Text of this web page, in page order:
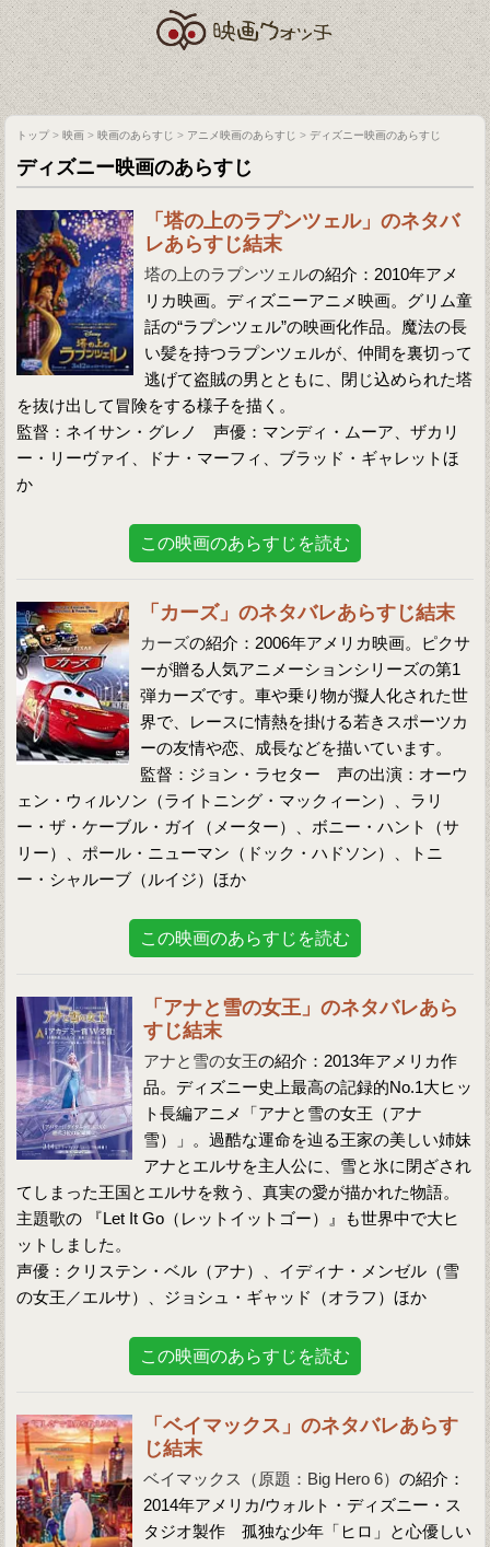
トップ>映画 >映画のあらすじ > アニメ映画のあらすじ > ディズニー映画のあらすじ
ディズニー映画のあらすじ
「塔の上のラプンツェル」のネタバ
レあらすじ結末
塔の上のラプンツェルの紹介：2010年アメ
リカ映画。ディズニーアニメ映画。グリム童
話の“ラプンツェル”の映画化作品。魔法の長
い髪を持つラプンツェルが、仲間を裏切って
逃げて盗賊の男とともに、閉じ込められた塔
を抜け出して冒険をする様子を描く。
監督：ネイサン・グレノ 声優：マンディ・ムーア、ザカリ
ー・リーヴァイ、ドナ・マーフィ、ブラッド・ギャレットほ
か
この映画のあらすじを読む
「カーズ」のネタバレあらすじ結末
カーズの紹介：2006年アメリカ映画。ピクサ
ーが贈る人気アニメーションシリーズの第1
弾カーズです。車や乗り物が擬人化された世
界で、レースに情熱を掛ける若きスポーツカ
ーの友情や恋、成長などを描いています。
監督：ジョン・ラセター 声の出演：オーウ
ェン・ウィルソン（ライトニング・マックィーン）、ラリ
ー・ザ・ケーブル・ガイ（メーター）、ボニー・ハント（サ
リー）、ポール・ニューマン（ドック・ハドソン）、トニ
ー・シャルーブ（ルイジ）ほか
この映画のあらすじを読む
「アナと雪の女王」のネタバレあら
すじ結末
アナと雪の女王の紹介：2013年アメリカ作
品。ディズニー史上最高の記録的No.1大ヒッ
ト長編アニメ「アナと雪の女王（アナ
雪）」。過酷な運命を辿る王家の美しい姉妹
アナとエルサを主人公に、雪と氷に閉ざされ
てしまった王国とエルサを救う、真実の愛が描かれた物語。
主題歌の 『Let It Go（レットイットゴー）』も世界中で大ヒ
ットしました。
声優：クリステン・ベル（アナ）、イディナ・メンゼル（雪
の女王／エルサ）、ジョシュ・ギャッド（オラフ）ほか
この映画のあらすじを読む
「ベイマックス」のネタバレあらす
じ結末
ベイマックス（原題：Big Hero 6）の紹介：
2014年アメリカ/ウォルト・ディズニー・ス
タジオ製作 孤独な少年「ヒロ」と心優しい